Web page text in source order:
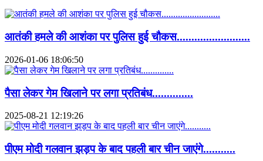
आतंकी हमले की आशंका पर पुलिस हुई चौकस.........................
2026-01-06 18:06:50
पैसा लेकर गेम खिलाने पर लगा प्रतिबंध..............
2025-08-21 12:19:26
पीएम मोदी गलवान झड़प के बाद पहली बार चीन जाएंगे...........